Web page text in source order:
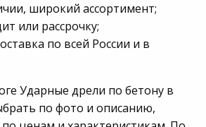
широкий ассортимент;
или рассрочку;
по всей России и в
Ударные дрели по бетону в
по фото и описанию,